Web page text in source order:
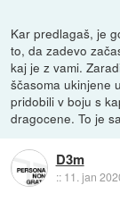
Kar predlagaš, je
to, da zadevo
kaj je z vami.
ščasoma ukinjene
pridobili v boju s
dragocene. To je
D3m
:: 11. jan